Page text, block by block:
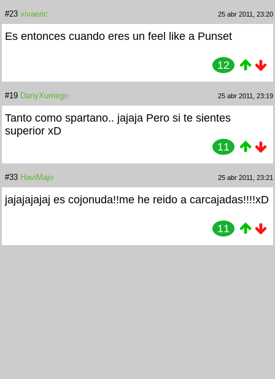
#23 vivaeric 25 abr 2011, 23:20
Es entonces cuando eres un feel like a Punset
12
#19 DanyXurriego 25 abr 2011, 23:19
Tanto como spartano.. jajaja Pero si te sientes
superior xD
11
#33 HaviMajo 25 abr 2011, 23:21
jajajajajaj es cojonuda!!me he reido a carcajadas!!!!xD
11